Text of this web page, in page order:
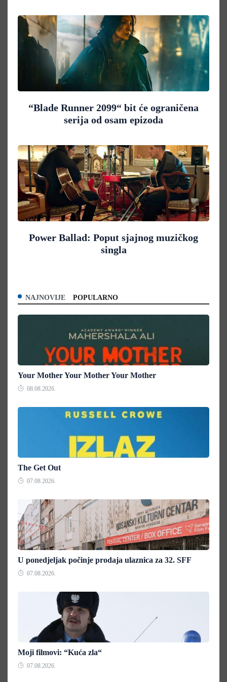
“Blade Runner 2099“ bit će ograničena
serija od osam epizoda
Power Ballad: Poput sjajnog muzičkog
singla
NAJNOVIJE POPULARNO
Your Mother Your Mother Your Mother
08.08.2026.
The Get Out
07.08.2026.
U ponedjeljak počinje prodaja ulaznica za 32. SFF
07.08.2026.
Moji filmovi: “Kuća zla“
07.08.2026.